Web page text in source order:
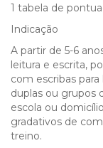
1 tabela de
Indicação
A partir de 5-6
leitura e escrita,
com escribas
duplas ou grupos
escola ou
gradativos de
treino.